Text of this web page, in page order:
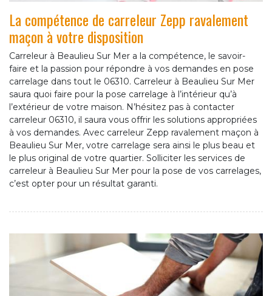
La compétence de carreleur Zepp ravalement
maçon à votre disposition
Carreleur à Beaulieu Sur Mer a la compétence, le savoir-
faire et la passion pour répondre à vos demandes en pose
carrelage dans tout le 06310. Carreleur à Beaulieu Sur Mer
saura quoi faire pour la pose carrelage à l’intérieur qu’à
l’extérieur de votre maison. N’hésitez pas à contacter
carreleur 06310, il saura vous offrir les solutions appropriées
à vos demandes. Avec carreleur Zepp ravalement maçon à
Beaulieu Sur Mer, votre carrelage sera ainsi le plus beau et
le plus original de votre quartier. Solliciter les services de
carreleur à Beaulieu Sur Mer pour la pose de vos carrelages,
c’est opter pour un résultat garanti.